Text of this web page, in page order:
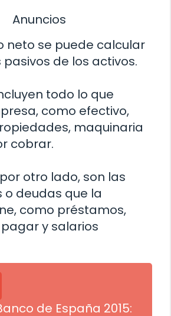
Anuncios
neto se puede calcular
de los activos.
todo lo que
como efectivo,
maquinaria
cobrar.
otro lado, son las
o deudas que la
como préstamos,
y salarios
de España 2015: